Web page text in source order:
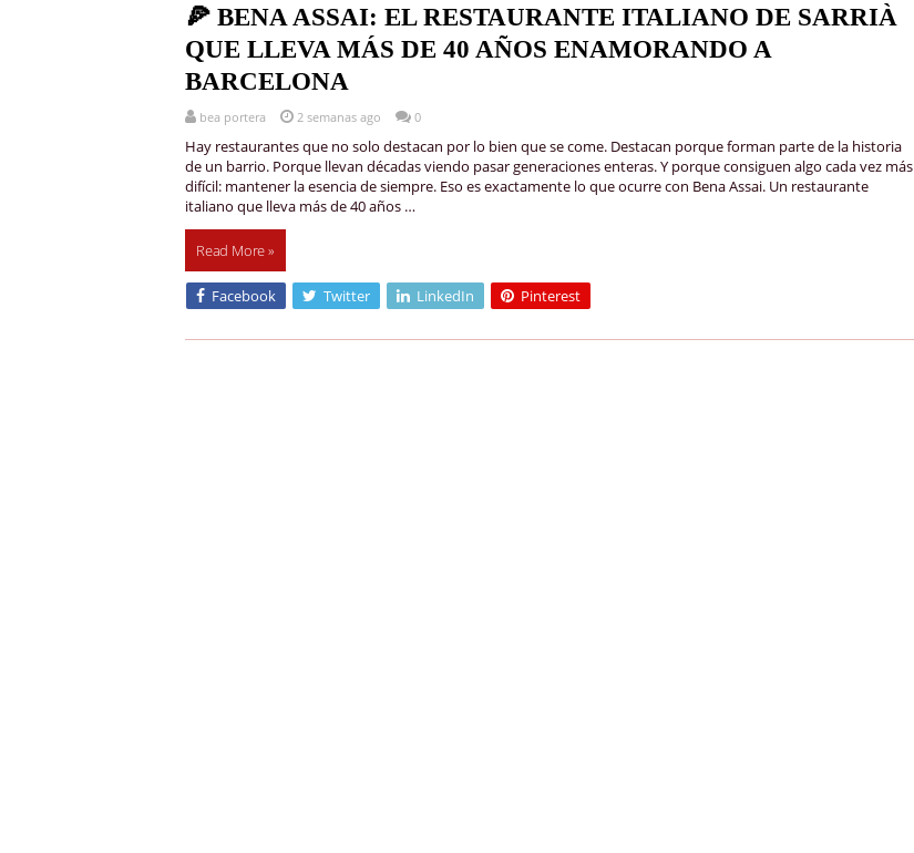
🍕 BENA ASSAI: EL RESTAURANTE ITALIANO DE SARRIÀ
QUE LLEVA MÁS DE 40 AÑOS ENAMORANDO A
BARCELONA
bea portera 2 semanas ago 0
Hay restaurantes que no solo destacan por lo bien que se come. Destacan porque forman parte de la historia
de un barrio. Porque llevan décadas viendo pasar generaciones enteras. Y porque consiguen algo cada vez más
difícil: mantener la esencia de siempre. Eso es exactamente lo que ocurre con Bena Assai. Un restaurante
italiano que lleva más de 40 años …
Read More »
Facebook Twitter LinkedIn Pinterest